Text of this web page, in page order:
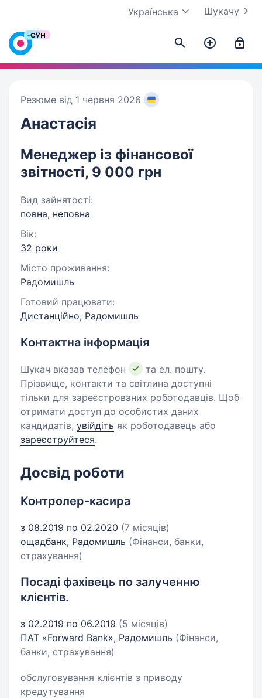
Шукачу
Українська
Резюме від 1 червня 2026
Анастасія
Менеджер із фінансової
звітності, 9 000 грн
Вид зайнятості:
повна, неповна
Вік:
32 роки
Місто проживання:
Радомишль
Готовий працювати:
Дистанційно, Радомишль
Контактна інформація
Шукач вказав телефон
та ел. пошту.
Прізвище, контакти та світлина доступні
тільки для зареєстрованих роботодавців. Щоб
отримати доступ до особистих даних
кандидатів, увійдіть як роботодавець або
зареєструйтеся.
Досвід роботи
Контролер-касира
з 08.2019 по 02.2020 (7 місяців)
ощадбанк, Радомишль (Фінанси, банки,
страхування)
Посаді фахівець по залученню
клієнтів.
з 02.2019 по 06.2019 (5 місяців)
ПАТ «Forward Bank», Радомишль (Фінанси,
банки, страхування)
обслуговування клієнтів з приводу
кредутування